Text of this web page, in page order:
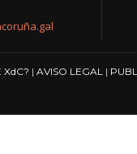
XdC? | AVISO LEGAL |